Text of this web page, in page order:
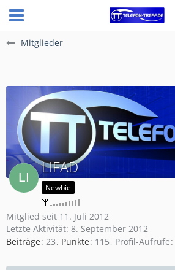
Mitglieder
LIFAD
Newbie
Mitglied seit 11. Juli 2012
Letzte Aktivität: 8. September 2012
Beiträge 23 Punkte 115 Profil-Aufrufe